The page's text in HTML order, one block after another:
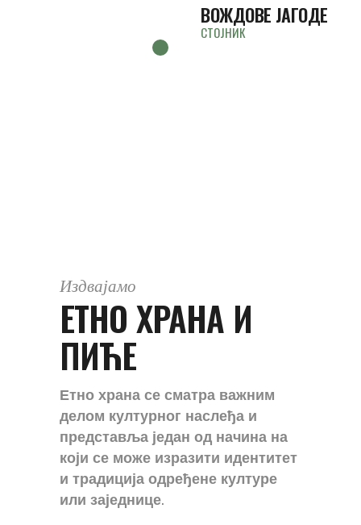
ВОЖДОВЕ ЈАГОДЕ
СТОЈНИК
Издвајамо
ЕТНО ХРАНА И
ПИЋЕ
Етно храна се сматра важним
делом културног наслеђа и
представља један од начина на
који се може изразити идентитет
и традиција одређене културе
или заједнице.